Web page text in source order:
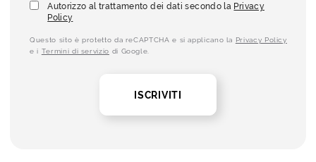
Autorizzo al trattamento dei dati secondo la Privacy
Policy
Questo sito è protetto da reCAPTCHA e si applicano la Privacy Policy
e i Termini di servizio di Google.
ISCRIVITI